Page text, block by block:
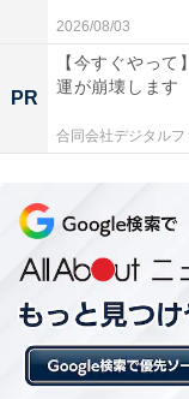
2026/08/03
PR
【今すぐやっ
運が崩壊します
合同会社デジタルフ